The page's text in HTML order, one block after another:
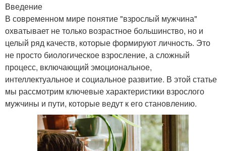
Введение
В современном мире понятие "взрослый мужчина"
охватывает не только возрастное большинство, но и
целый ряд качеств, которые формируют личность. Это
не просто биологическое взросление, а сложный
процесс, включающий эмоциональное,
интеллектуальное и социальное развитие. В этой статье
мы рассмотрим ключевые характеристики взрослого
мужчины и пути, которые ведут к его становлению.